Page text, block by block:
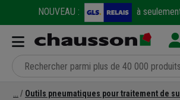
NOUVEAU : à
Outils pneumatiques pour traitement de